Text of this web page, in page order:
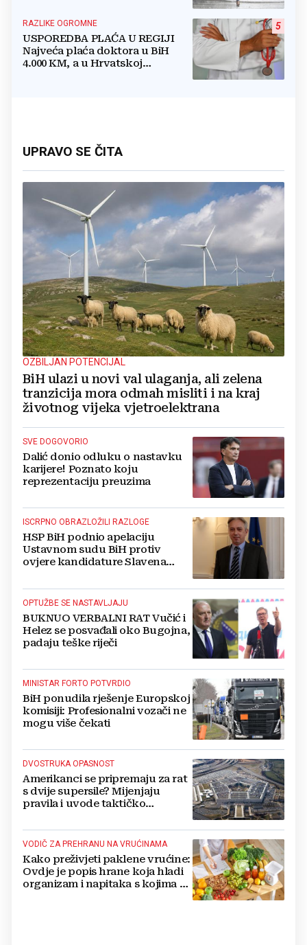
5
RAZLIKE OGROMNE
USPOREDBA PLAĆA U REGIJI
Najveća plaća doktora u BiH
4.000 KM, a u Hrvatskoj
UPRAVO SE ČITA
OZBILJAN POTENCIJAL
BiH ulazi u novi val ulaganja, ali zelena
tranzicija mora odmah misliti i na kraj
životnog vijeka vjetroelektrana
SVE DOGOVORIO
Dalić donio odluku o nastavku
karijere! Poznato koju
reprezentaciju preuzima
ISCRPNO OBRAZLOŽILI RAZLOGE
HSP BiH podnio apelaciju
Ustavnom sudu BiH protiv
ovjere kandidature Slavena
OPTUŽBE SE NASTAVLJAJU
BUKNUO VERBALNI RAT Vučić i
Helez se posvađali oko Bugojna,
padaju teške riječi
MINISTAR FORTO POTVRDIO
BiH ponudila rješenje Europskoj
komisiji: Profesionalni vozači ne
mogu više čekati
DVOSTRUKA OPASNOST
Amerikanci se pripremaju za rat
s dvije supersile? Mijenjaju
pravila i uvode taktičko
VODIČ ZA PREHRANU NA VRUĆINAMA
Kako preživjeti paklene vrućine:
Ovdje je popis hrane koja hladi
organizam i napitaka s kojima si